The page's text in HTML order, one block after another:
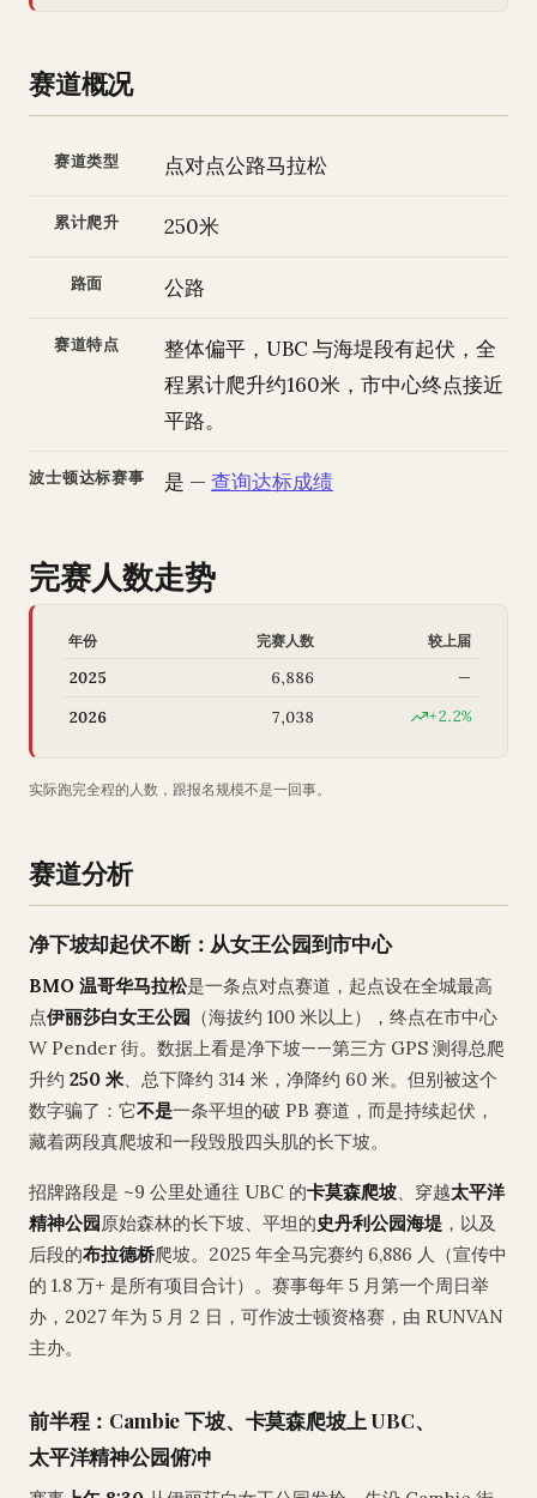
赛道概况
赛道类型 点对点公路马拉松
累计爬升 250米
路面 公路
赛道特点
整体偏平，UBC 与海堤段有起伏，全
程累计爬升约160米，市中心终点接近
平路。
波士顿达标赛事 是 — 查询达标成绩
完赛人数走势
年份 完赛人数 较上届
2025 6,886
—
2026
7,038 +2.2%
实际跑完全程的人数，跟报名规模不是一回事。
赛道分析
净下坡却起伏不断：从女王公园到市中心
BMO 温哥华马拉松是一条点对点赛道，起点设在全城最高
点伊丽莎白女王公园 （海拔约 100 米以上），终点在市中心
W Pender 街。数据上看是净下坡——第三方 GPS 测得总爬
升约 250 米、总下降约 314 米，净降约 60 米。但别被这个
数字骗了：它不是一条平坦的破 PB 赛道，而是持续起伏，
藏着两段真爬坡和一段毁股四头肌的长下坡。
招牌路段是 ~9 公里处通往 UBC 的卡莫森爬坡、穿越太平洋
精神公园原始森林的长下坡、平坦的史丹利公园海堤 ，以及
后段的布拉德桥爬坡。2025 年全马完赛约 6,886 人（宣传中
的 1.8 万+ 是所有项目合计）。赛事每年 5 月第一个周日举
办，2027 年为 5 月 2 日，可作波士顿资格赛，由 RUNVAN
主办。
前半程：Cambie 下坡、卡莫森爬坡上 UBC、
太平洋精神公园俯冲